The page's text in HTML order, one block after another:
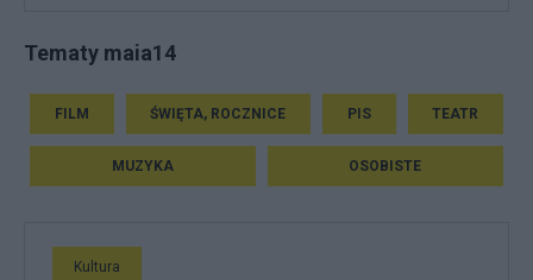
Tematy maia14
FILM ŚWIĘTA, ROCZNICE PIS TEATR
MUZYKA OSOBISTE
Kultura